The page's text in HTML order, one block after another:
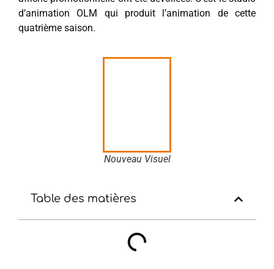
d’animation OLM qui produit l’animation de cette
quatrième saison.
Nouveau Visuel
Table des matières